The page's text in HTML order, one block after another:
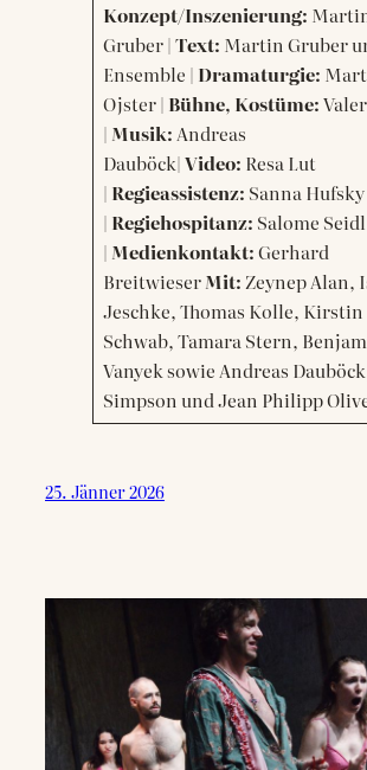
Konzept/Inszenierung:
Gruber |Text: Martin Gruber
Ensemble | Dramaturgie:
Ojster | Bühne, Kostüme:
| Musik:Andreas
Dauböck|Video: Resa Lut
| Regieassistenz: Sanna Hufsky
| Regiehospitanz: Salome Seidl
| Medienkontakt:Gerhard
BreitwieserMit:Zeynep Alan,
Jeschke, Thomas Kolle, Kirstin
Schwab, Tamara Stern,
Vanyek sowie Andreas
Simpson und Jean Philipp
25. Jänner 2026